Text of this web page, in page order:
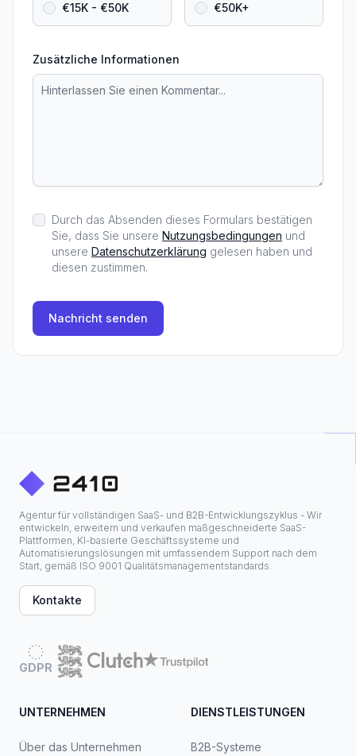
€15K - €50K €50K+
Zusätzliche Informationen
Durch das Absenden dieses Formulars bestätigen
Sie, dass Sie unsere Nutzungsbedingungen und
unsere Datenschutzerklärung gelesen haben und
diesen zustimmen.
Nachricht senden
Agentur für vollständigen SaaS- und B2B-Entwicklungszyklus - Wir
entwickeln, erweitern und verkaufen maßgeschneiderte SaaS-
Plattformen, KI-basierte Geschäftssysteme und
Automatisierungslösungen mit umfassendem Support nach dem
Start, gemäß ISO 9001 Qualitätsmanagementstandards.
Kontakte
GDPR
UNTERNEHMEN
Über das Unternehmen
DIENSTLEISTUNGEN
B2B-Systeme